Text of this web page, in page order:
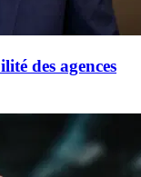
des agences